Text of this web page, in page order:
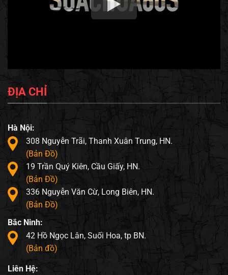
ĐỊA CHỈ
Hà Nội:
308 Nguyễn Trãi, Thanh Xuân Trung, HN.
(Bản Đồ)
19 Trần Quý Kiên, Cầu Giấy, HN.
(Bản Đồ)
336 Nguyễn Văn Cừ, Long Biên, HN.
(Bản Đồ)
Bắc Ninh:
42 Hồ Ngọc Lân, Suối Hoa, tp BN.
(Bản đồ)
Liên Hệ: